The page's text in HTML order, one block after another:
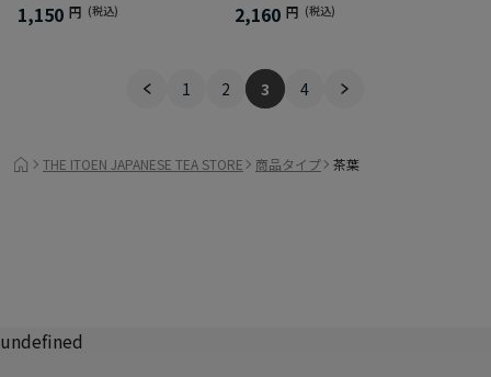
1,150 円 (税込) 2,160 円 (税込)
1 2 3 4
THE ITOEN JAPANESE TEA STORE 商品タイプ 茶葉
undefined